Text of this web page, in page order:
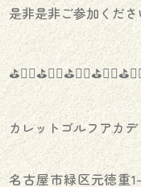
是非是非ご参加くだ
カレットゴルフアカ
名古屋市緑区元徳重